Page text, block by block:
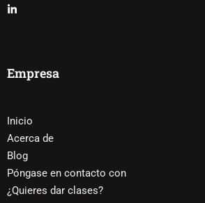
Empresa
Inicio
Acerca de
Blog
Póngase en contacto con
¿Quieres dar clases?